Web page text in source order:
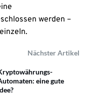
werden –
Nächster Artikel
eine gute